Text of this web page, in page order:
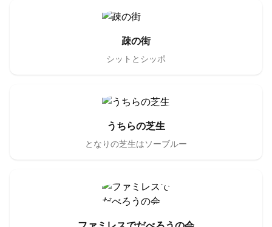
疎の街
シットとシッポ
うちらの芝生
となりの芝生はソーブルー